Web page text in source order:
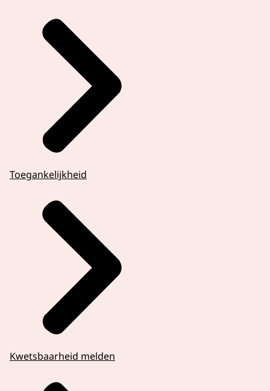
Toegankelijkheid
Kwetsbaarheid melden